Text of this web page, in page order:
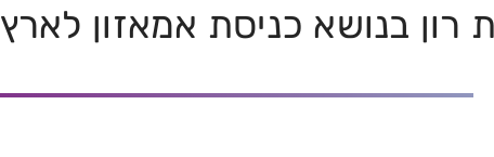
רון בנושא כניסת אמאזון לארץ